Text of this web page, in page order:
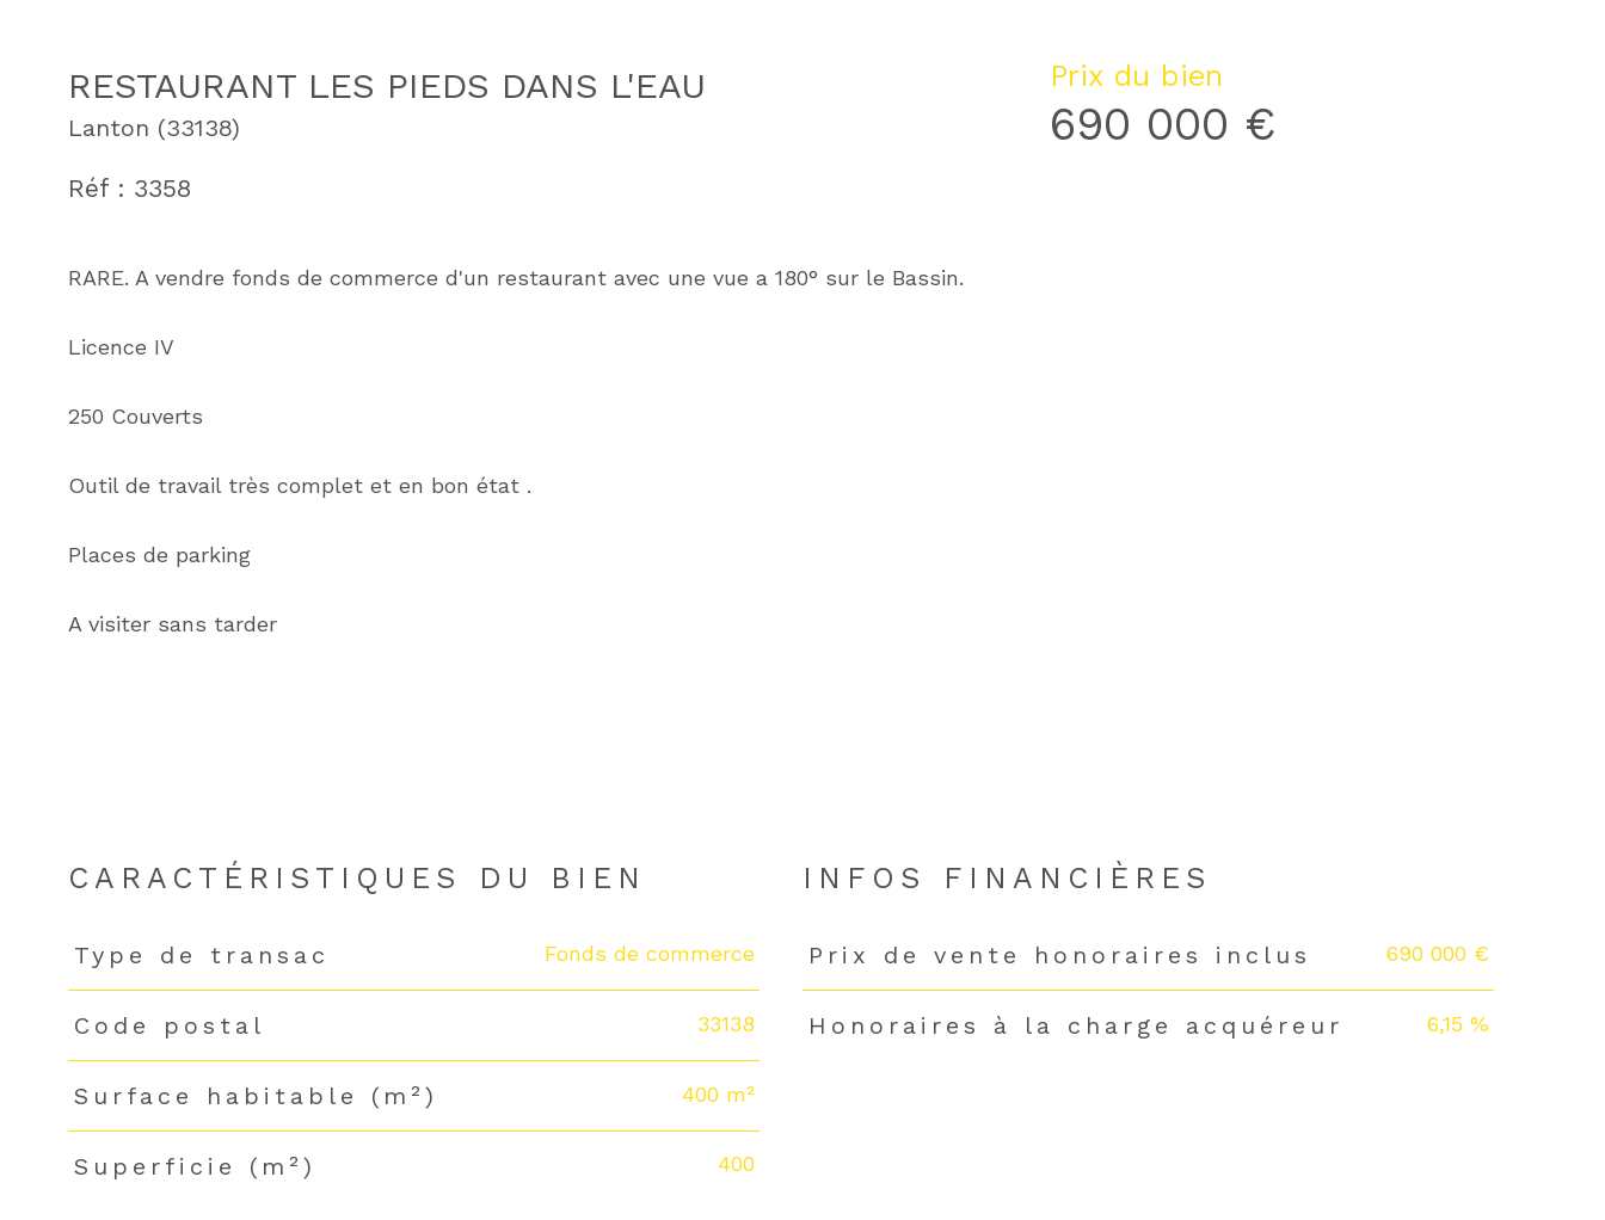
RESTAURANT LES PIEDS DANS L'EAU
Lanton (33138)
Réf : 3358
RARE. A vendre fonds de commerce d'un restaurant avec une vue a 180° sur le Bassin.
Licence IV
250 Couverts
Outil de travail très complet et en bon état .
Places de parking
A visiter sans tarder
Prix du bien
690 000 €
CARACTÉRISTIQUES DU BIEN
Caractéristiques Valeurs
Type de transac Fonds de commerce
Code postal 33138
Surface habitable (m²) 400 m²
Superficie (m²) 400
INFOS FINANCIÈRES
Caractéristiques Valeurs
Prix de vente honoraires inclus 690 000 €
Honoraires à la charge acquéreur 6,15 %